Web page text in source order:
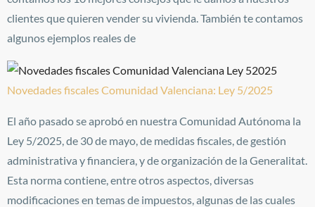
clientes que quieren vender su vivienda. También te contamos
algunos ejemplos reales de
Novedades fiscales Comunidad Valenciana: Ley 5/2025
El año pasado se aprobó en nuestra Comunidad Autónoma la
Ley 5/2025, de 30 de mayo, de medidas fiscales, de gestión
administrativa y financiera, y de organización de la Generalitat.
Esta norma contiene, entre otros aspectos, diversas
modificaciones en temas de impuestos, algunas de las cuales